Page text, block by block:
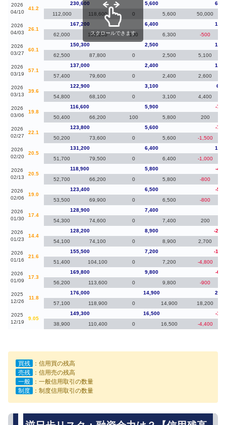
2026
04/10
41.2
230,600 5,600
112,000
118,600 0 5,600 50,000
2026
04/03
26.1
167,200 6,400
62,000
105,200 100 6,300 -500
2026
03/27
60.1
150,300 2,500
62,500
87,800 0 2,500 5,100
2026
03/19
57.1
137,000 2,400
57,400
79,600 0 2,400 2,600
2026
03/13
39.6
122,900 3,100
54,800
68,100 0 3,100 4,400
2026
03/06
19.8
116,600 5,900
-
50,400
66,200 100 5,800 200
2026
02/27
22.1
123,800 5,600
-
50,200
73,600 0 5,600 -1,500
2026
02/20
20.5
131,200 6,400
51,700
79,500 0 6,400 -1,000
2026
02/13
20.5
118,900 5,800
-
52,700
66,200 0 5,800 -800
2026
02/06
19.0
123,400 6,500
-
53,500
69,900 0 6,500 -800
2026
01/30
17.4
128,900 7,400
54,300
74,600 0 7,400 200
2026
01/23
14.4
128,200 8,900
-
54,100
74,100 0 8,900 2,700
2026
01/16
21.6
155,500 7,200
-
51,400
104,100 0 7,200 -4,800
2026
01/09
17.3
169,800 9,800
-
56,200
113,600 0 9,800 -900
2025
12/26
11.8
176,000 14,900
57,100
118,900 0 14,900 18,200
2025
12/19
9.05
149,300 16,500
-
38,900
110,400 0 16,500 -4,400
スクロールできます
買残
：信用買の残高
売残
：信用売の残高
一般
：一般信用取引の数量
制度
：制度信用取引の数量